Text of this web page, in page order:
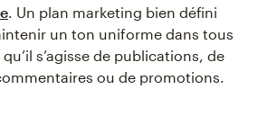
. Un plan marketing bien défini
un ton uniforme dans tous
s’agisse de publications, de
ou de promotions.